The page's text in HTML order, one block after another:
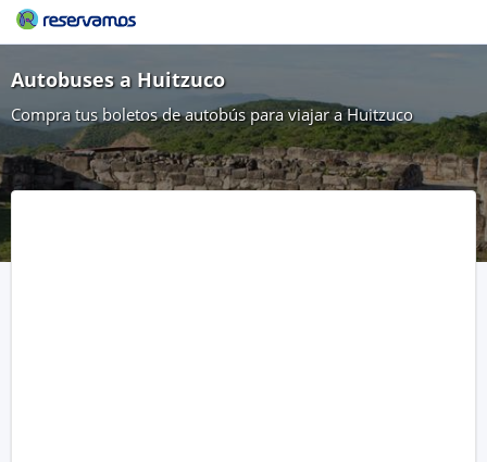
Autobuses a Huitzuco
Compra tus boletos de autobús para viajar a Huitzuco